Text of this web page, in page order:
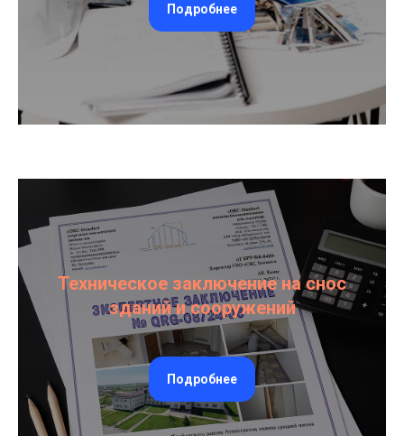
Подробнее
Техническое заключение на снос
зданий и сооружений
Подробнее